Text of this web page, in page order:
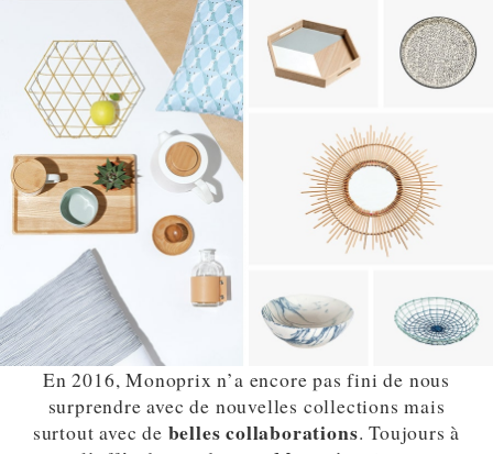
En 2016, Monoprix n’a encore pas fini de nous
surprendre avec de nouvelles collections mais
surtout avec de belles collaborations. Toujours à